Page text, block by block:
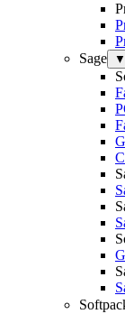
Sage
▼